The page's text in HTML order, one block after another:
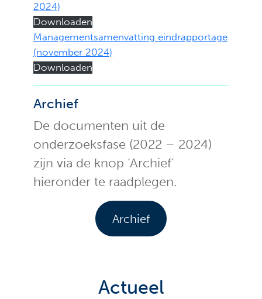
2024)
Downloaden
Managementsamenvatting eindrapportage
(november 2024)
Downloaden
Archief
De documenten uit de
onderzoeksfase (2022 – 2024)
zijn via de knop ‘Archief’
hieronder te raadplegen.
Archief
Actueel